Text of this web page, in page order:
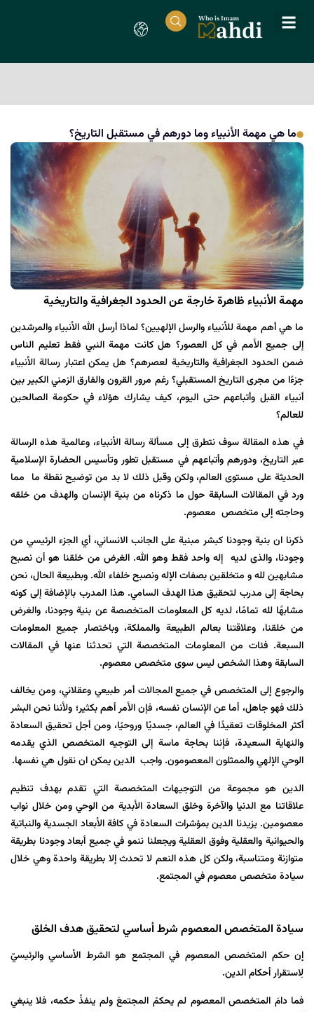
ما هي مهمة الأنبياء وما دورهم في مستقبل التاريخ؟
مهمة الأنبياء ظاهرة خارجة عن الحدود الجغرافية والتاريخية
ما هي أهم مهمة للأنبياء والرسل الإلهيين؟ لماذا أرسل الله الأنبياء والمرشدين
إلى جميع الأمم في كل العصور؟ هل كانت مهمة النبي فقط تعليم الناس
ضمن الحدود الجغرافية والتاريخية لعصرهم؟ هل يمكن اعتبار رسالة الأنبياء
جزءًا من مجرى التاريخ المستقبلي؟ رغم مرور القرون والفارق الزمني الكبير بين
أنبياء القبل وأتباعهم حتى اليوم، كيف يشارك هؤلاء في حكومة الصالحين
للعالم؟
في هذه المقالة سوف نتطرق إلى مسألة رسالة الأنبياء، وعالمية هذه الرسالة
عبر التاريخ، ودورهم وأتباعهم في مستقبل تطور وتأسيس الحضارة الإسلامية
الحديثة على مستوى العالم، ولكن وقبل ذلك لا بد من توضيح نقطة ما مما
ورد في المقالات السابقة حول ما ذكرناه من بنية الإنسان والهدف من خلقه
وحاجته إلى متخصص معصوم.
ذکرنا ان بنية وجودنا كبشر مبنیة علی الجانب الانساني، أي الجزء الرئيسي من
وجودنا، والذی لديه إله واحد فقط وهو الله. الغرض من خلقنا هو أن نصبح
مشابهين لله و متخلقین بصفات الإله ونصبح خلفاء الله. وبطبيعة الحال، نحن
بحاجة إلى مدرب لتحقيق هذا الهدف السامي. هذا المدرب بالإضافة إلى كونه
مشابهًا لله تمامًا، لديه كل المعلومات المتخصصة عن بنية وجودنا، والغرض
من خلقنا، وعلاقتنا بعالم الطبيعة والمملكة، وباختصار جميع المعلومات
السبعة. فئات من المعلومات المتخصصة التي تحدثنا عنها في المقالات
السابقة وهذا الشخص ليس سوى متخصص معصوم.
والرجوع إلى المتخصص في جميع المجالات أمر طبيعي وعقلاني، ومن يخالف
ذلك فهو جاهل، أما عن الإنسان نفسه، فإن الأمر أهم بكثير؛ ولأننا نحن البشر
أكثر المخلوقات تعقيدًا في العالم، جسديًا وروحيًا، ومن أجل تحقيق السعادة
والنهاية السعيدة، فإننا بحاجة ماسة إلى التوجيه المتخصص الذي يقدمه
الوحي الإلهي والممثلون المعصومون. واجب الدين یمکن ان نقول هي نفسها.
الدين هو مجموعة من التوجيهات المتخصصة التي تقدم بهدف تنظيم
علاقاتنا مع الدنيا والآخرة وخلق السعادة الأبدية من الوحي ومن خلال نواب
معصومين. یزیدنا الدين بمؤشرات السعادة في كافة الأبعاد الجسدية والنباتية
والحيوانية والعقلية وفوق العقلية ويجعلنا ننمو في جميع أبعاد وجودنا بطريقة
متوازنة ومتناسبة، ولكن كل هذه النعم لا تحدث إلا بطريقة واحدة وهي خلال
سيادة متخصص معصوم في المجتمع.
سيادة المتخصص المعصوم شرط أساسي لتحقيق هدف الخلق
إن حكم المتخصص المعصوم في المجتمع هو الشرط الأساسي والرئيسيّ
لِاستقرار أحكام الدين.
فما دامَ المتخصص المعصوم لم يحكمْ المجتمعَ ولم ينفذْ حكمه، فلا ينبغي